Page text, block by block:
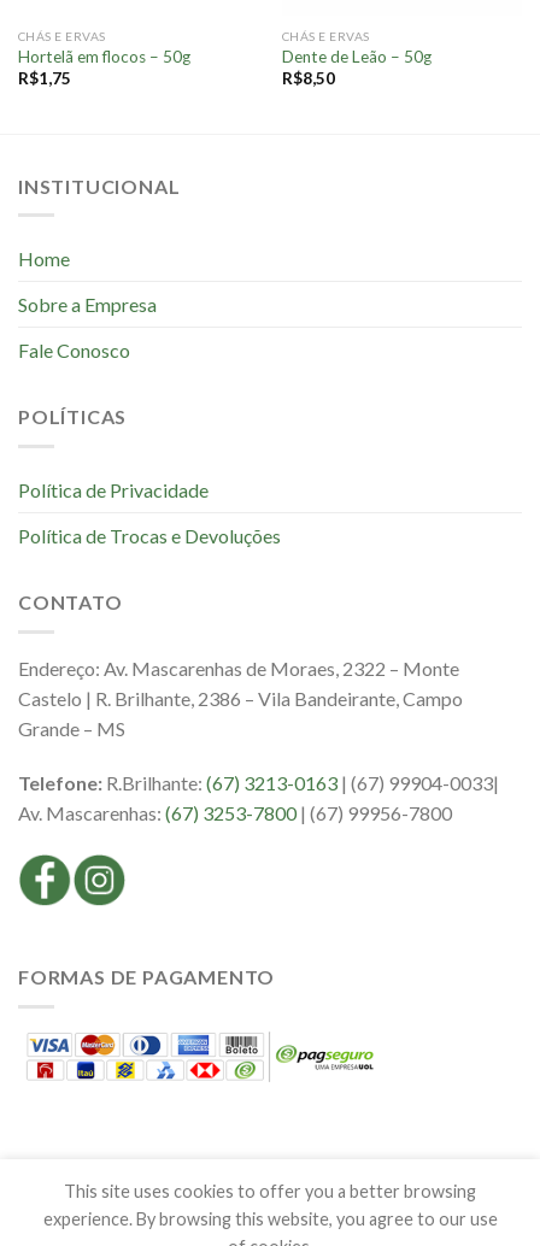
CHÁS E ERVAS
Hortelã em flocos – 50g
R$1,75
CHÁS E ERVAS
Dente de Leão – 50g
R$8,50
INSTITUCIONAL
Home
Sobre a Empresa
Fale Conosco
POLÍTICAS
Política de Privacidade
Política de Trocas e Devoluções
CONTATO
Endereço: Av. Mascarenhas de Moraes, 2322 – Monte
Castelo | R. Brilhante, 2386 – Vila Bandeirante, Campo
Grande – MS
Telefone: R.Brilhante: (67) 3213-0163 | (67) 99904-0033|
Av. Mascarenhas: (67) 3253-7800 | (67) 99956-7800
FORMAS DE PAGAMENTO
This site uses cookies to offer you a better browsing
experience. By browsing this website, you agree to our use